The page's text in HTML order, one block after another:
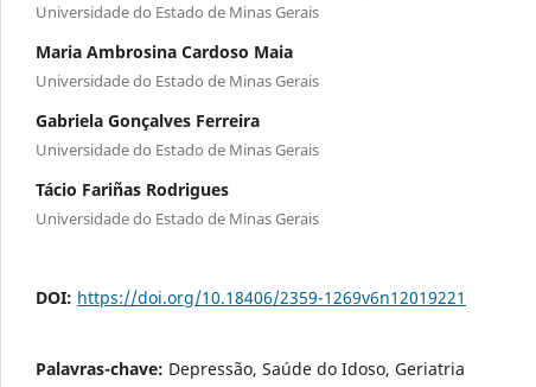
Universidade do Estado de Minas Gerais
Maria Ambrosina Cardoso Maia
Universidade do Estado de Minas Gerais
Gabriela Gonçalves Ferreira
Universidade do Estado de Minas Gerais
Tácio Fariñas Rodrigues
Universidade do Estado de Minas Gerais
DOI: https://doi.org/10.18406/2359-1269v6n12019221
Palavras-chave: Depressão, Saúde do Idoso, Geriatria